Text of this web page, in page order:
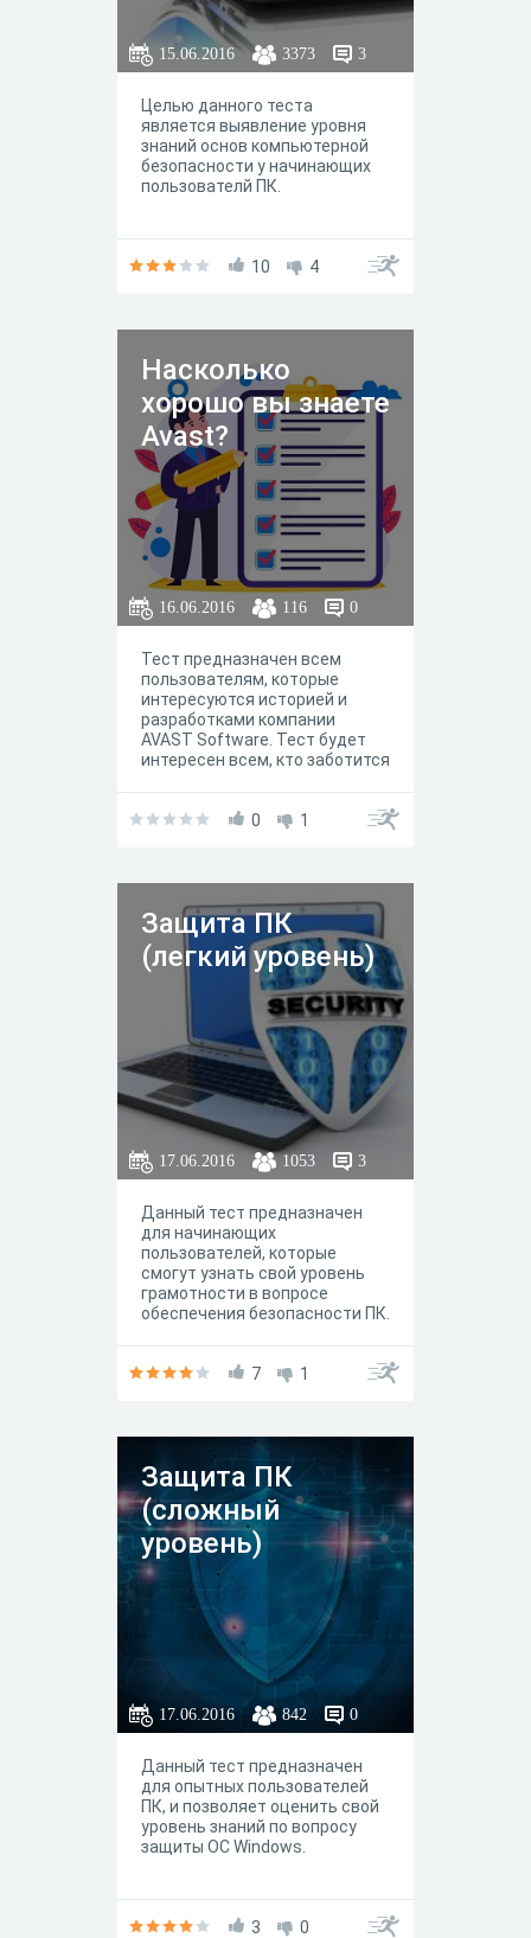
15.06.2016 3373 3
Целью данного теста
является выявление уровня
знаний основ компьютерной
безопасности у начинающих
пользователй ПК.
10 4
Насколько
хорошо вы знаете
Avast?
16.06.2016 116 0
Тест предназначен всем
пользователям, которые
интересуются историей и
разработками компании
AVAST Software. Тест будет
интересен всем, кто заботится
надежной защиты
0 1
Защита ПК
(легкий уровень)
17.06.2016 1053 3
Данный тест предназначен
для начинающих
пользователей, которые
смогут узнать свой уровень
грамотности в вопросе
обеспечения безопасности ПК.
7 1
Защита ПК
(сложный
уровень)
17.06.2016 842 0
Данный тест предназначен
для опытных пользователей
ПК, и позволяет оценить свой
уровень знаний по вопросу
защиты ОС Windows.
3 0